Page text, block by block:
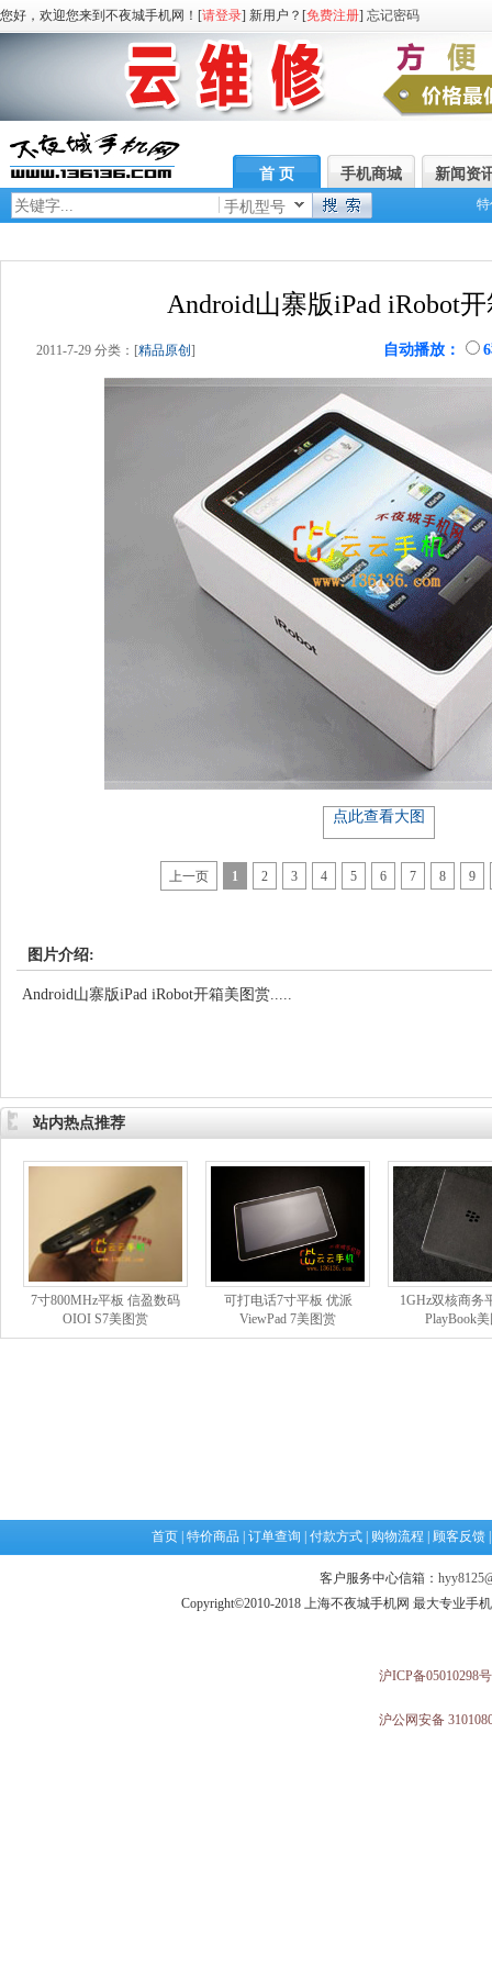
您好，欢迎您来到不夜城手机网！[请登录] 新用户？[免费注册] 忘记密码
首 页 手机商城
新闻资
手机型号
Android山寨版iPad iRobot
2011-7-29 分类：[精品原创 ] 自动播放：
点此查看大图
上一页 1 2 3 4 5 6 7 8 9
图片介绍:
Android山寨版iPad iRobot开箱美图赏.....
站内热点推荐
7寸800MHz平板 信盈数码
OIOI S7美图赏
可打电话7寸平板 优派
ViewPad 7美图赏
1GHz双核商务
PlayBook
首页 特价商品 订单查询 付款方式 购物流程 顾客反馈
客户服务中心信箱：
Copyright©2010-2018 上海不夜城手机网 最大专业手
沪ICP备05010298号
沪公网安备